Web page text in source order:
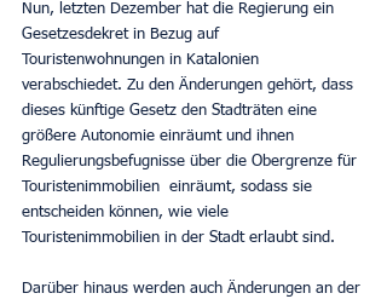
Nun, letzten Dezember hat die Regierung ein
Gesetzesdekret in Bezug auf
Touristenwohnungen in Katalonien
verabschiedet. Zu den Änderungen gehört, dass
dieses künftige Gesetz den Stadträten eine
größere Autonomie einräumt und ihnen
Regulierungsbefugnisse über die Obergrenze für
Touristenimmobilien  einräumt, sodass sie
entscheiden können, wie viele
Touristenimmobilien in der Stadt erlaubt sind.
Darüber hinaus werden auch Änderungen an der